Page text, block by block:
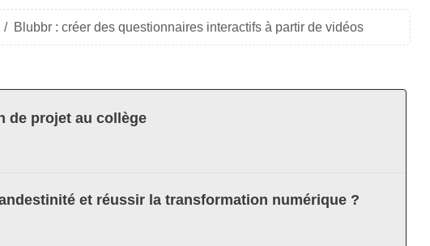
Blubbr : créer des questionnaires interactifs à partir de vidéos
de projet au collège
et réussir la transformation numérique ?